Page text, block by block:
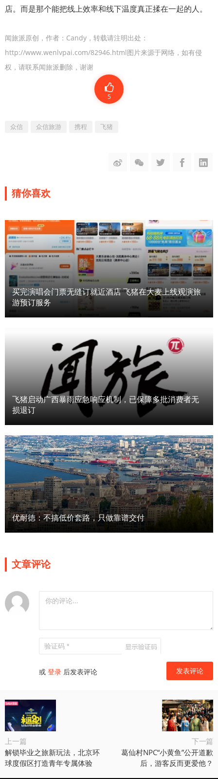
店。而是那个能把线上效率和线下温度真正揉在一起的人。
闻旅派原创，作者：Candy，转载请注明出处：
http://www.wenlvpai.com/82946.html图片来源于网络，如有侵
权，请联系闻旅派删除，谢谢
5
众信 众信旅游 携程 飞猪
猜你喜欢
买完演唱会门票无缝订就近酒店 飞猪在大麦上线观演旅
游预订服务
飞猪启动广西暴雨应急响应机制，已保障多批消费者无
损退订
优耐徳：不搞低价套路，只做靠谱交付
文章评论
或 登录 后发表评论
上一篇
解锁毕业之旅新玩法，北京环
球度假区打造青年专属体验
下一篇
葛仙村NPC“小黄鱼”公开道歉
后，游客反而更爱他？